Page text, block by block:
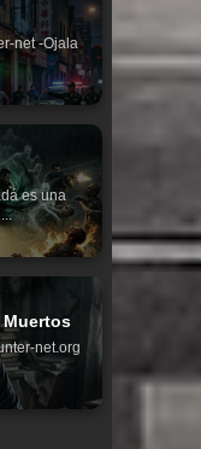
net -Ojala
es una
net.org